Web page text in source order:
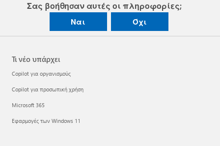
Σας βοήθησαν αυτές οι πληροφορίες;
Ναι Όχι
Τι νέο υπάρχει
Copilot για οργανισμούς
Copilot για προσωπική χρήση
Microsoft 365
Εφαρμογές των Windows 11